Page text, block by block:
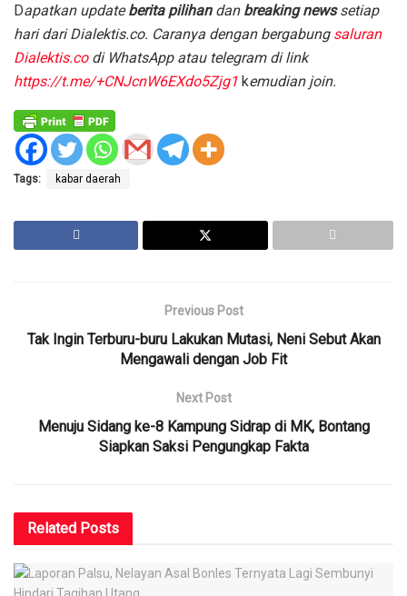
Dapatkan updateberita pilihan dan breaking newssetiap
hari dari Dialektis.co. Caranya dengan bergabung saluran
Dialektis.co di WhatsApp atau telegram di link
https://t.me/+CNJcnW6EXdo5Zjg1 kemudian join.
Tags: kabar daerah
Previous Post
Tak Ingin Terburu-buru Lakukan Mutasi, Neni Sebut Akan
Mengawali dengan Job Fit
Next Post
Menuju Sidang ke-8 Kampung Sidrap di MK, Bontang
Siapkan Saksi Pengungkap Fakta
Related Posts